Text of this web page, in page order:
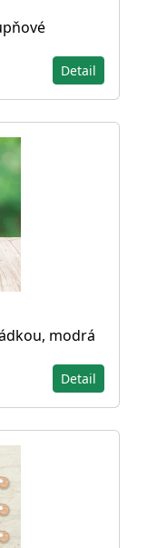
Detail
modrá
Detail